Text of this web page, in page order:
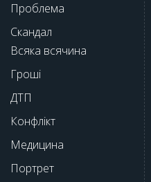
Проблема
Скандал
Всяка всячина
Гроші
ДТП
Конфлікт
Медицина
Портрет